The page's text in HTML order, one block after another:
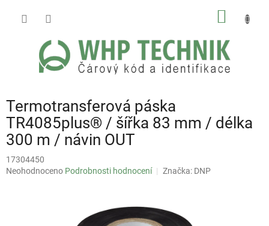
Termotransferová páska
TR4085plus® / šířka 83 mm / délka
300 m / návin OUT
17304450
Průměrné
Neohodnoceno Podrobnosti hodnocení Značka: DNP